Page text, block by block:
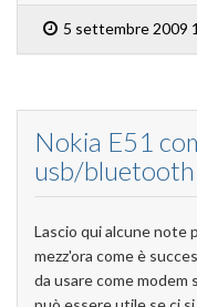
5 settembre 2009
Nokia E51
usb/
Lascio qui alcune note
mezz'ora come è
da usare come